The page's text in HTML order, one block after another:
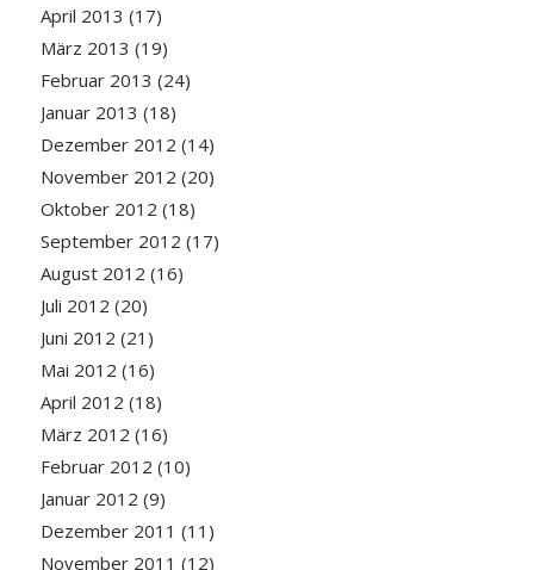
April 2013 (17)
März 2013 (19)
Februar 2013 (24)
Januar 2013 (18)
Dezember 2012 (14)
November 2012 (20)
Oktober 2012 (18)
September 2012 (17)
August 2012 (16)
Juli 2012 (20)
Juni 2012 (21)
Mai 2012 (16)
April 2012 (18)
März 2012 (16)
Februar 2012 (10)
Januar 2012 (9)
Dezember 2011 (11)
November 2011 (12)